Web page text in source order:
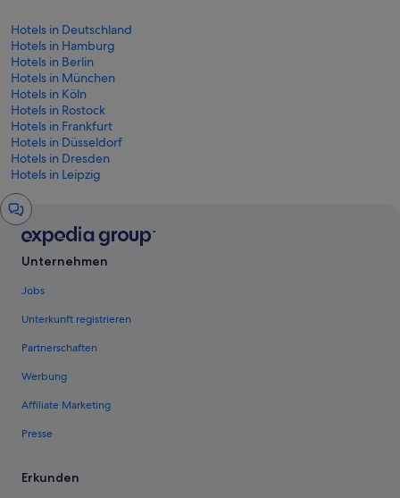
Hotels in Deutschland
Hotels in Hamburg
Hotels in Berlin
Hotels in München
Hotels in Köln
Hotels in Rostock
Hotels in Frankfurt
Hotels in Düsseldorf
Hotels in Dresden
Hotels in Leipzig
Chat-
Fenster
Unternehmen
Jobs
Unterkunft registrieren
Partnerschaften
Werbung
Affiliate Marketing
Presse
Erkunden